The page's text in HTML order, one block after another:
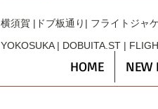
横須賀 |ドブ板通り| フライト ジャ
YOKOSUKA | DOBUITA.ST |
HOME NEW